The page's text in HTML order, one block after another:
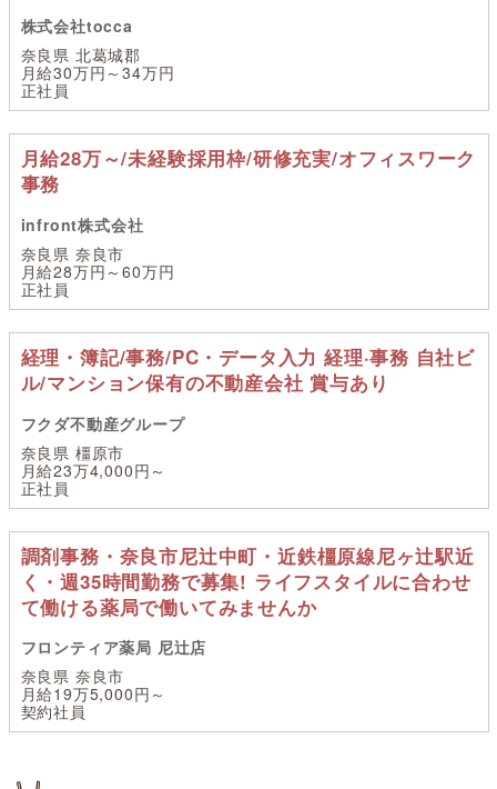
株式会社tocca
奈良県 北葛城郡
月給30万円～34万円
正社員
月給28万～/未経験採用枠/研修充実/オフィスワーク
事務
infront株式会社
奈良県 奈良市
月給28万円～60万円
正社員
経理・簿記/事務/PC・データ入力 経理·事務 自社ビ
ル/マンション保有の不動産会社 賞与あり
フクダ不動産グループ
奈良県 橿原市
月給23万4,000円～
正社員
調剤事務・奈良市尼辻中町・近鉄橿原線尼ヶ辻駅近
く・週35時間勤務で募集! ライフスタイルに合わせ
て働ける薬局で働いてみませんか
フロンティア薬局 尼辻店
奈良県 奈良市
月給19万5,000円～
契約社員